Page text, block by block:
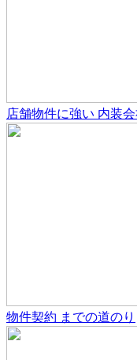
店舗物件に強い 内装
物件契約 までの道のり